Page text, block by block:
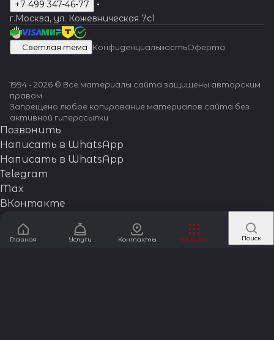
Главная Услуги Контакты Каталог Поиск
+7 499 347-46-77
г.Москва, ул. Кожевническая 7c1
Светлая тема КонфиденциальностьОферта
1994 - 2026 © Все материалы сайта защищены авторским
правом
Запрещено любое копирование материалов сайта без
активной гиперссылки
Позвонить
Написать в WhatsApp
Написать в WhatsApp
Telegram
Max
ВКонтакте